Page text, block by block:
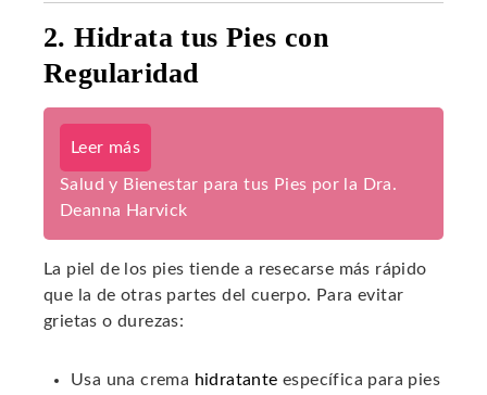
2. Hidrata tus Pies con
Regularidad
Leer más
Salud y Bienestar para tus Pies por la Dra.
Deanna Harvick
La piel de los pies tiende a resecarse más rápido
que la de otras partes del cuerpo. Para evitar
grietas o durezas:
Usa una crema hidratante específica para pies